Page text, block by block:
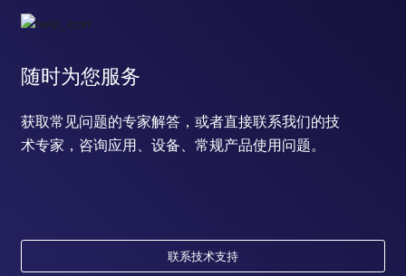
随时为您服务
获取常见问题的专家解答，或者直接联系我们的技
术专家，咨询应用、设备、常规产品使用问题。
联系技术支持